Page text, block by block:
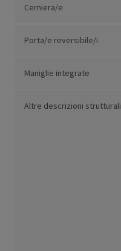
Cerniera/e
Porta/e reversibile/i
Maniglie integrate
Altre descrizioni strutturali